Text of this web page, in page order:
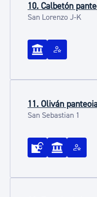
10. Calbetón
San Lorenzo J-K
11. Oliván
San Sebastian 1